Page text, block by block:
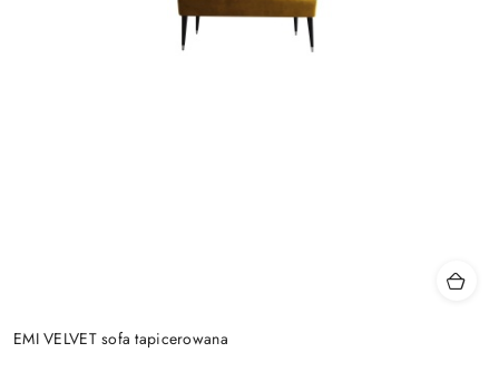
EMI VELVET sofa tapicerowana